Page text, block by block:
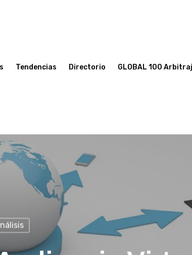
Tendencias Directorio GLOBAL 100